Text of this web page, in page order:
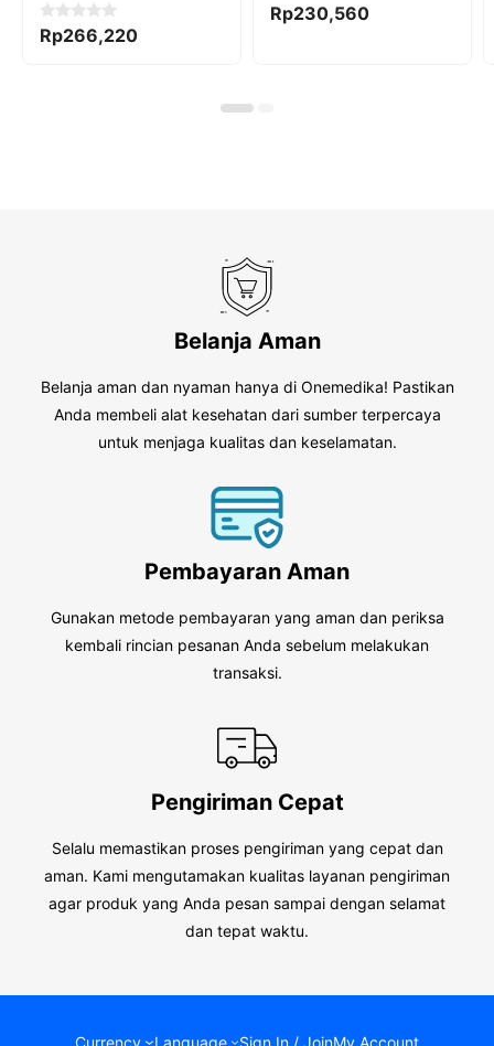
0
o
Rp266,220
0
o
Rp230,560
Belanja Aman
Belanja aman dan nyaman hanya di Onemedika! Pastikan
Anda membeli alat kesehatan dari sumber terpercaya
untuk menjaga kualitas dan keselamatan.
Pembayaran Aman
Gunakan metode pembayaran yang aman dan periksa
kembali rincian pesanan Anda sebelum melakukan
transaksi.
Pengiriman Cepat
Selalu memastikan proses pengiriman yang cepat dan
aman. Kami mengutamakan kualitas layanan pengiriman
agar produk yang Anda pesan sampai dengan selamat
dan tepat waktu.
Currency Language Sign In / JoinMy Account